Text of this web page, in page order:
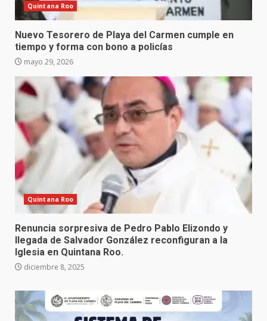
Quintana Roo
Nuevo Tesorero de Playa del Carmen cumple en
tiempo y forma con bono a policías
mayo 29, 2026
Quintana Roo
Renuncia sorpresiva de Pedro Pablo Elizondo y
llegada de Salvador González reconfiguran a la
Iglesia en Quintana Roo.
diciembre 8, 2025